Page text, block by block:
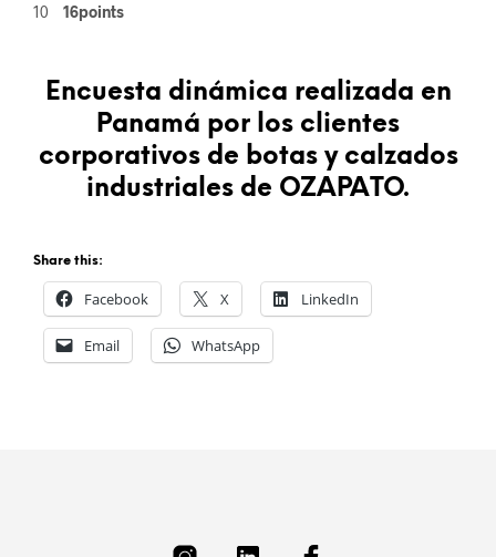
10 16points
Encuesta dinámica realizada en
Panamá por los clientes
corporativos de botas y calzados
industriales de OZAPATO.
Share this:
Facebook X LinkedIn
Email WhatsApp